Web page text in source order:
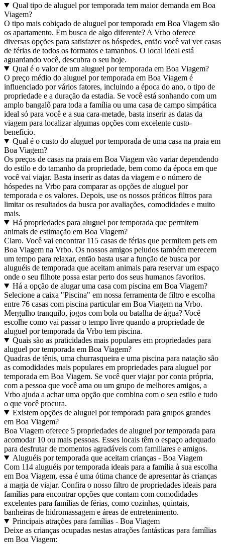
Qual tipo de aluguel por temporada tem maior demanda em Boa
Viagem?
O tipo mais cobiçado de aluguel por temporada em Boa Viagem são
os apartamento. Em busca de algo diferente? A Vrbo oferece
diversas opções para satisfazer os hóspedes, então você vai ver casas
de férias de todos os formatos e tamanhos. O local ideal está
aguardando você, descubra o seu hoje.
Qual é o valor de um aluguel por temporada em Boa Viagem?
O preço médio do aluguel por temporada em Boa Viagem é
influenciado por vários fatores, incluindo a época do ano, o tipo de
propriedade e a duração da estadia. Se você está sonhando com um
amplo bangalô para toda a família ou uma casa de campo simpática
ideal só para você e a sua cara-metade, basta inserir as datas da
viagem para localizar algumas opções com excelente custo-
benefício.
Qual é o custo do aluguel por temporada de uma casa na praia em
Boa Viagem?
Os preços de casas na praia em Boa Viagem vão variar dependendo
do estilo e do tamanho da propriedade, bem como da época em que
você vai viajar. Basta inserir as datas da viagem e o número de
hóspedes na Vrbo para comparar as opções de aluguel por
temporada e os valores. Depois, use os nossos práticos filtros para
limitar os resultados da busca por avaliações, comodidades e muito
mais.
Há propriedades para aluguel por temporada que permitem
animais de estimação em Boa Viagem?
Claro. Você vai encontrar 115 casas de férias que permitem pets em
Boa Viagem na Vrbo. Os nossos amigos peludos também merecem
um tempo para relaxar, então basta usar a função de busca por
aluguéis de temporada que aceitam animais para reservar um espaço
onde o seu filhote possa estar perto dos seus humanos favoritos.
Há a opção de alugar uma casa com piscina em Boa Viagem?
Selecione a caixa "Piscina" em nossa ferramenta de filtro e escolha
entre 76 casas com piscina particular em Boa Viagem na Vrbo.
Mergulho tranquilo, jogos com bola ou batalha de água? Você
escolhe como vai passar o tempo livre quando a propriedade de
aluguel por temporada da Vrbo tem piscina.
Quais são as praticidades mais populares em propriedades para
aluguel por temporada em Boa Viagem?
Quadras de tênis, uma churrasqueira e uma piscina para natação são
as comodidades mais populares em propriedades para aluguel por
temporada em Boa Viagem. Se você quer viajar por conta própria,
com a pessoa que você ama ou um grupo de melhores amigos, a
Vrbo ajuda a achar uma opção que combina com o seu estilo e tudo
o que você procura.
Existem opções de aluguel por temporada para grupos grandes
em Boa Viagem?
Boa Viagem oferece 5 propriedades de aluguel por temporada para
acomodar 10 ou mais pessoas. Esses locais têm o espaço adequado
para desfrutar de momentos agradáveis com familiares e amigos.
Aluguéis por temporada que aceitam crianças - Boa Viagem
Com 114 aluguéis por temporada ideais para a família à sua escolha
em Boa Viagem, essa é uma ótima chance de apresentar às crianças
a magia de viajar. Confira o nosso filtro de propriedades ideais para
famílias para encontrar opções que contam com comodidades
excelentes para famílias de férias, como cozinhas, quintais,
banheiras de hidromassagem e áreas de entretenimento.
Principais atrações para famílias - Boa Viagem
Deixe as crianças ocupadas nestas atrações fantásticas para famílias
em Boa Viagem: